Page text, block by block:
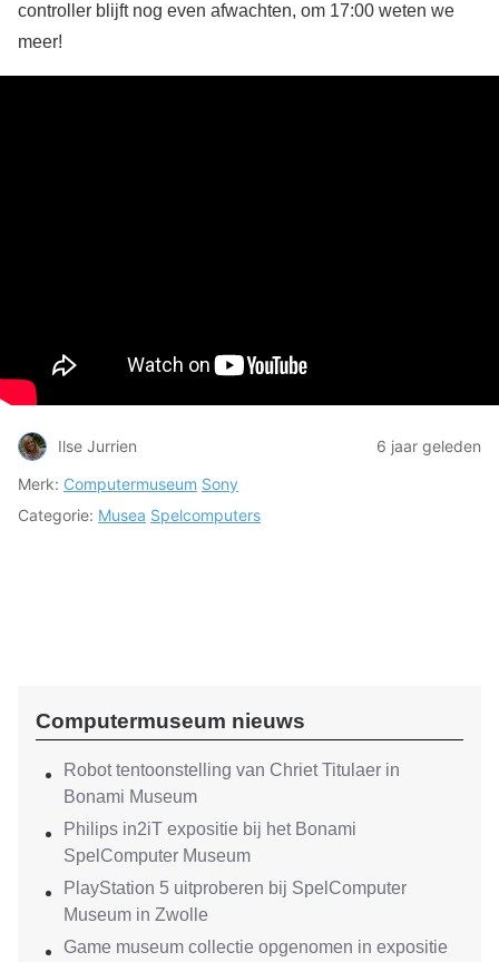
controller blijft nog even afwachten, om 17:00 weten we
meer!
Ilse Jurrien
6 jaar geleden
Merk: Computermuseum Sony
Categorie: Musea Spelcomputers
Computermuseum nieuws
Robot tentoonstelling van Chriet Titulaer in
Bonami Museum
Philips in2iT expositie bij het Bonami
SpelComputer Museum
PlayStation 5 uitproberen bij SpelComputer
Museum in Zwolle
Game museum collectie opgenomen in expositie